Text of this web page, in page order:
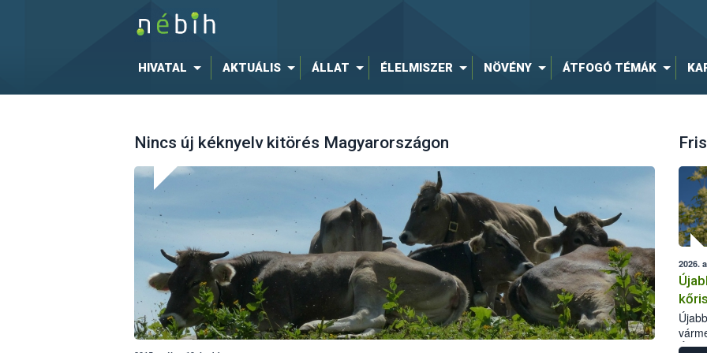
HIVATAL AKTUÁLIS ÁLLAT ÉLELMISZER NÖVÉNY ÁTFOGÓ TÉMÁK
Nincs új kéknyelv kitörés Magyarországon
2026.